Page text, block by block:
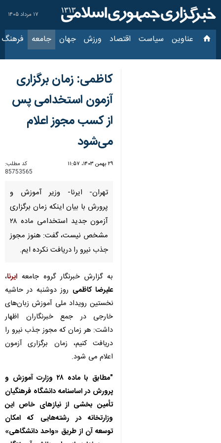
۱۷ مرداد ۱۴۰۵
عناوین‌ سیاست اقتصاد ورزش جهان جامعه فرهنگ
کاظمی: زمان برگزاری
آزمون استخدامی پس
از کسب مجوز اعلام
می‌شود
۲۹ بهمن ۱۴۰۳، ۱۱:۵۷
کد مطلب:
85753565
تهران- ایرنا- وزیر آموزش و
پرورش با بیان اینکه زمان برگزاری
آزمون جدید استخدامی ماده ۲۸
مشخص نیست، گفت: هنوز مجوز
جذب نیرو را دریافت نکرده ایم.
به گزارش خبرنگار گروه جامعه ایرنا،
علیرضا کاظمی روز دوشنبه در حاشیه
نخستین رویداد ملی آموزش زبان‌های
خارجی در جمع خبرنگاران اظهار
داشت: هر زمان که مجوز جذب نیرو را
دریافت کنیم، زمان برگزاری آزمون
اعلام می شود.
"مطابق با ماده ۲۸ وزارت آموزش و
پرورش در اساسنامه دانشگاه فرهنگیان
تأمین بخشی از نیازهای خاص این
وزارتخانه در رشته‌هایی که امکان
توسعه آن از طریق «واحد دانشگاهی»